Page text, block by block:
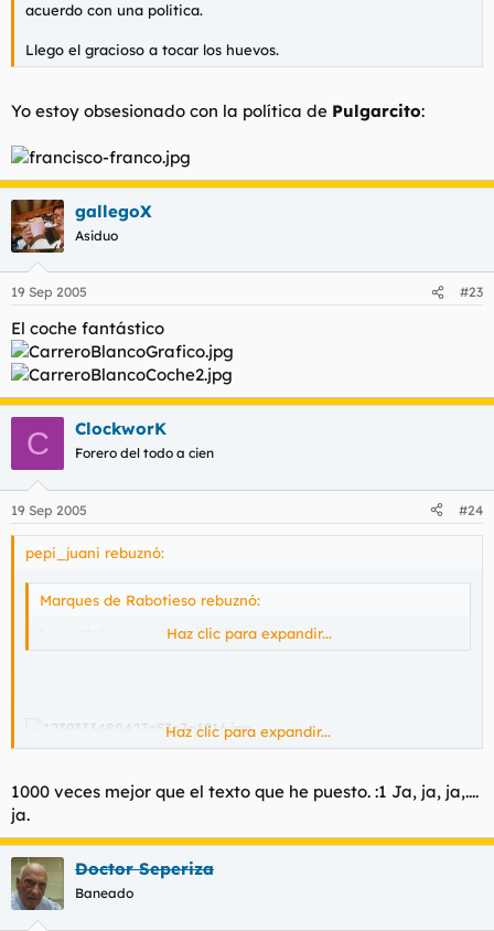
acuerdo con una politica.
Llego el gracioso a tocar los huevos.
Yo estoy obsesionado con la política de Pulgarcito:
gallegoX
Asiduo
19 Sep 2005 #23
El coche fantástico
C ClockworK
Forero del todo a cien
19 Sep 2005 #24
pepi_juani rebuznó:
Marques de Rabotieso rebuznó:
La nostalgia es para gilipollas.Haz clic para expandir...
Haz clic para expandir...
1000 veces mejor que el texto que he puesto. :1 Ja, ja, ja,....
ja.
Doctor Seperiza
Baneado